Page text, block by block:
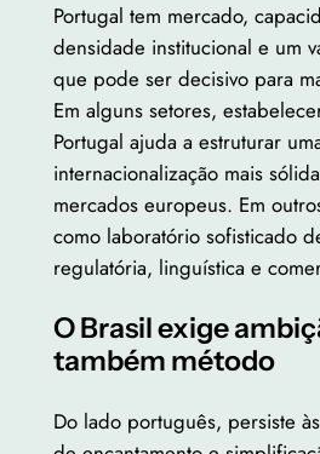
Portugal tem mercado,
densidade institucional e um
que pode ser decisivo para
Em alguns setores,
Portugal ajuda a estruturar
internacionalização mais
mercados europeus. Em
como laboratório sofisticado
regulatória, linguística e
O Brasil exige
também método
Do lado português, persiste